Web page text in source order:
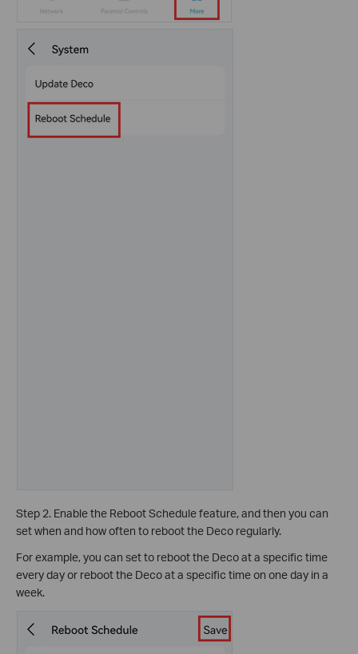
Step 2. Enable the Reboot Schedule feature, and then you can
set when and how often to reboot the Deco regularly.
For example, you can set to reboot the Deco at a specific time
every day or reboot the Deco at a specific time on one day in a
week.